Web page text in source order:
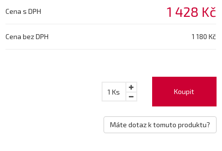
Cena s DPH 1 428 Kč
Cena bez DPH 1 180 Kč
Koupit
1 Ks
Máte dotaz k tomuto produktu?